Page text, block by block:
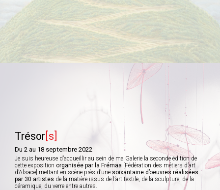
Trésor [s]
Du 2 au 18 septembre 2022
Je suis heureuse d’accueillir au sein de ma Galerie la seconde édition de
cette exposition organisée par la Frémaa [Fédération des métiers d’art
d’Alsace] mettant en scène près d’une soixantaine d’oeuvres réalisées
par 30 artistes de la matière issus de l’art textile, de la sculpture, de la
céramique, du verre entre autres.